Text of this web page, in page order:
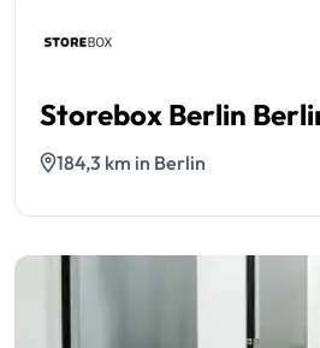
Storebox Berlin
184,3 km in Berlin